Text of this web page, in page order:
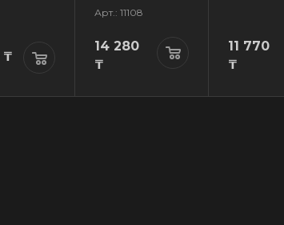
₸
Арт.: 11108
14 280
₸
11 770
₸